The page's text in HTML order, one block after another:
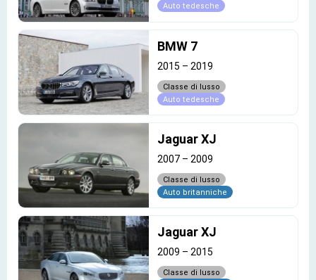
Auto tedesche
BMW 7
2015 – 2019
Classe di lusso
Auto tedesche
Jaguar XJ
2007 – 2009
Classe di lusso
Auto britanniche
Jaguar XJ
2009 – 2015
Classe di lusso